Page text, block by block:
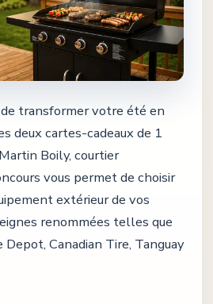
de transformer votre été en
deux cartes-cadeaux de 1
Boily, courtier
vous permet de choisir
extérieur de vos
renommées telles que
Depot, Canadian Tire, Tanguay